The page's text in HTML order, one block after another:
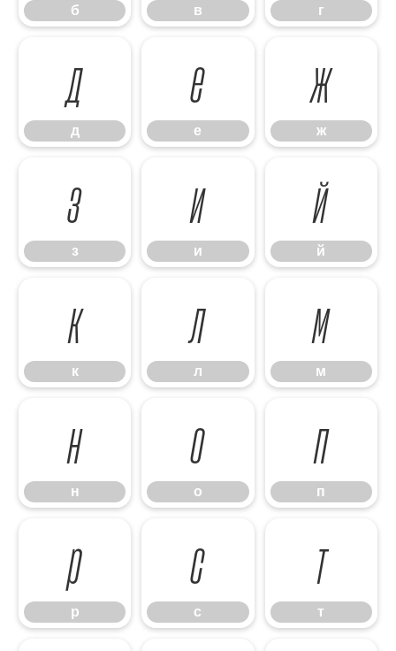
б в г
д
д
е
е
ж
ж
з
з
и
и
й
й
к
к
л
л
м
м
н
н
о
о
п
п
р
р
с
с
т
т